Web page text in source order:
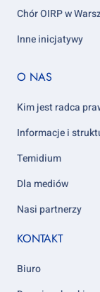
Chór OIRP w
Inne inicjatywy
Footer
5
O NAS
Kim jest radca
Informacje i
Temidium
Dla mediów
Nasi partnerzy
KONTAKT
Biuro